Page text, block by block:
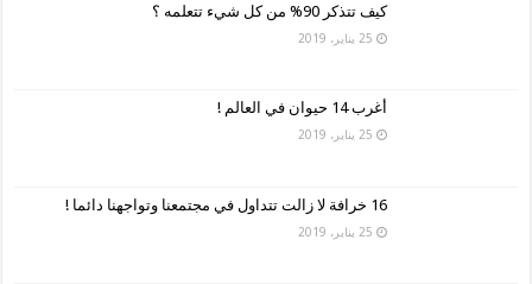
كيف تتذكر 90% من كل شيء تتعلمه ؟
25 يناير، 2019
أغرب 14 حيوان في العالم !
25 يناير، 2019
16 خرافة لا زالت تتداول في مجتمعنا وتواجهنا دائما !
25 يناير، 2019